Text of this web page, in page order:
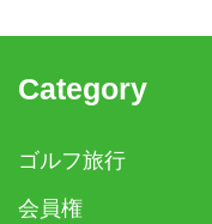
Category
ゴルフ旅行
会員権